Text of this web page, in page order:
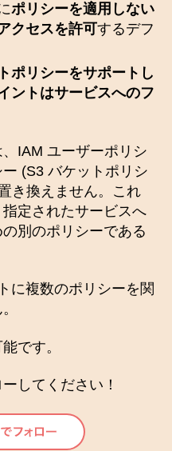
ポリシーを適用しない
クセスを許可するデフ
ポリシーをサポートし
ントはサービスへのフ
IAM ユーザーポリシ
(S3 バケットポリシ
き換えません。これ
定されたサービスへ
別のポリシーである
に複数のポリシーを関
です。
してください！